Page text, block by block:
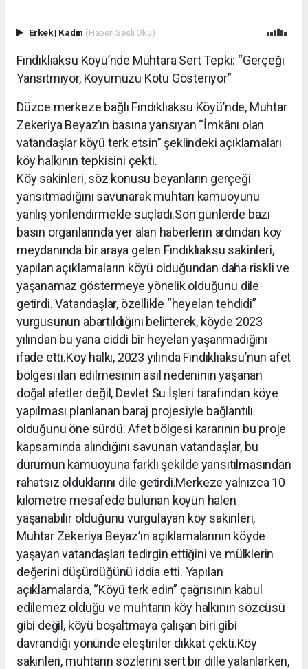
Erkek| Kadın (Haberi Sesli Oku)
Fındıklıaksu Köyü’nde Muhtara Sert Tepki: “Gerçeği
Yansıtmıyor, Köyümüzü Kötü Gösteriyor”
Düzce merkeze bağlı Fındıklıaksu Köyü’nde, Muhtar
Zekeriya Beyaz’ın basına yansıyan “İmkânı olan
vatandaşlar köyü terk etsin” şeklindeki açıklamaları
köy halkının tepkisini çekti.
Köy sakinleri, söz konusu beyanların gerçeği
yansıtmadığını savunarak muhtarı kamuoyunu
yanlış yönlendirmekle suçladı.Son günlerde bazı
basın organlarında yer alan haberlerin ardından köy
meydanında bir araya gelen Fındıklıaksu sakinleri,
yapılan açıklamaların köyü olduğundan daha riskli ve
yaşanamaz göstermeye yönelik olduğunu dile
getirdi. Vatandaşlar, özellikle “heyelan tehdidi”
vurgusunun abartıldığını belirterek, köyde 2023
yılından bu yana ciddi bir heyelan yaşanmadığını
ifade etti.Köy halkı, 2023 yılında Fındıklıaksu’nun afet
bölgesi ilan edilmesinin asıl nedeninin yaşanan
doğal afetler değil, Devlet Su İşleri tarafından köye
yapılması planlanan baraj projesiyle bağlantılı
olduğunu öne sürdü. Afet bölgesi kararının bu proje
kapsamında alındığını savunan vatandaşlar, bu
durumun kamuoyuna farklı şekilde yansıtılmasından
rahatsız olduklarını dile getirdi.Merkeze yalnızca 10
kilometre mesafede bulunan köyün halen
yaşanabilir olduğunu vurgulayan köy sakinleri,
Muhtar Zekeriya Beyaz’ın açıklamalarının köyde
yaşayan vatandaşları tedirgin ettiğini ve mülklerin
değerini düşürdüğünü iddia etti. Yapılan
açıklamalarda, “Köyü terk edin” çağrısının kabul
edilemez olduğu ve muhtarın köy halkının sözcüsü
gibi değil, köyü boşaltmaya çalışan biri gibi
davrandığı yönünde eleştiriler dikkat çekti.Köy
sakinleri, muhtarın sözlerini sert bir dille yalanlarken,